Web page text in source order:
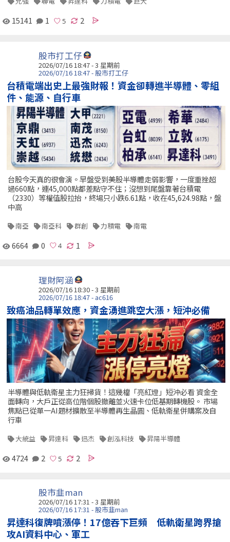
15141 1 2
股市打工仔
2026/07/16 18:47 - 3 星期前
2026/07/16 18:47 - 股市打工仔
台積電端出史上最強財報！資金卻轉進半導體、零組
件、能源、自行車
台股今天真的很會演。早盤受到美股半導體走弱影響，一度重挫超
過660點，連45,000點都差點守不住；沒想到尾盤靠著台積電
（2330）等權值股拉抬，終場只小跌6.61點，收在45,624.98點，盤
中高
南亞 南亞科 群創 力積電 南電
6664 0 1
理財阿涵
2026/07/16 18:30 - 3 星期前
2026/07/16 18:47 - ac616
致癌油品轉單效應，資金湧進跳空大漲，短沖必備
半導體與低軌衛星主力狂掃貨！這幾檔「亮紅燈」短沖必看 資金全
面轉向，大戶正從高位階個股撤離並火速卡位低基期轉機股。 市場
焦點已從單一AI題材擴散至半導體再生晶圓、低軌衛星併購案及自
行車
大統益 昇達科 迅杰 創泓科技 昇陽半導體
4724 2 2
股市韭man
2026/07/16 17:31 - 3 星期前
2026/07/16 17:31 - 股市韭man
昇達科復牌噴漲停！17億吞下巨頻 低軌衛星跨界搶
攻AI資料中心、軍工